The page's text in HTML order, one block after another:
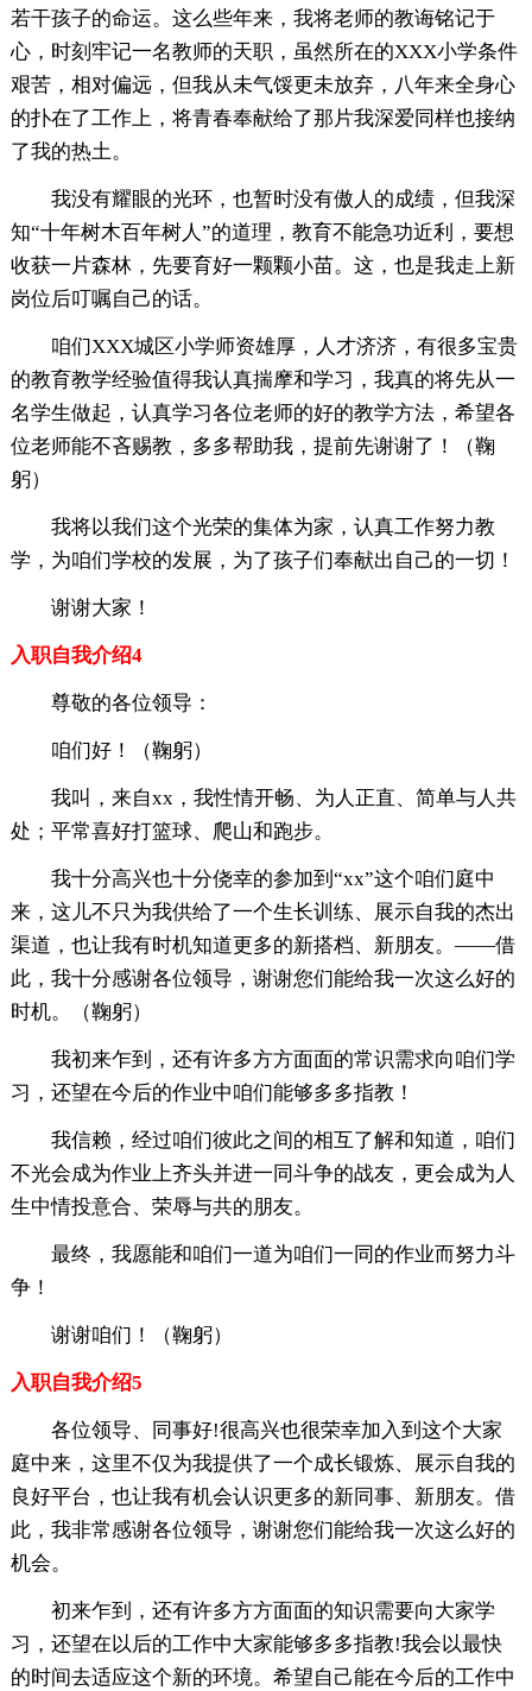
若干孩子的命运。这么些年来，我将老师的教诲铭记于
心，时刻牢记一名教师的天职，虽然所在的XXX小学条件
艰苦，相对偏远，但我从未气馁更未放弃，八年来全身心
的扑在了工作上，将青春奉献给了那片我深爱同样也接纳
了我的热土。
我没有耀眼的光环，也暂时没有傲人的成绩，但我深
知“十年树木百年树人”的道理，教育不能急功近利，要想
收获一片森林，先要育好一颗颗小苗。这，也是我走上新
岗位后叮嘱自己的话。
咱们XXX城区小学师资雄厚，人才济济，有很多宝贵
的教育教学经验值得我认真揣摩和学习，我真的将先从一
名学生做起，认真学习各位老师的好的教学方法，希望各
位老师能不吝赐教，多多帮助我，提前先谢谢了！（鞠
躬）
我将以我们这个光荣的集体为家，认真工作努力教
学，为咱们学校的发展，为了孩子们奉献出自己的一切！
谢谢大家！
入职自我介绍4
尊敬的各位领导：
咱们好！（鞠躬）
我叫，来自xx，我性情开畅、为人正直、简单与人共
处；平常喜好打篮球、爬山和跑步。
我十分高兴也十分侥幸的参加到“xx”这个咱们庭中
来，这儿不只为我供给了一个生长训练、展示自我的杰出
渠道，也让我有时机知道更多的新搭档、新朋友。——借
此，我十分感谢各位领导，谢谢您们能给我一次这么好的
时机。（鞠躬）
我初来乍到，还有许多方方面面的常识需求向咱们学
习，还望在今后的作业中咱们能够多多指教！
我信赖，经过咱们彼此之间的相互了解和知道，咱们
不光会成为作业上齐头并进一同斗争的战友，更会成为人
生中情投意合、荣辱与共的朋友。
最终，我愿能和咱们一道为咱们一同的作业而努力斗
争！
谢谢咱们！（鞠躬）
入职自我介绍5
各位领导、同事好!很高兴也很荣幸加入到这个大家
庭中来，这里不仅为我提供了一个成长锻炼、展示自我的
良好平台，也让我有机会认识更多的新同事、新朋友。借
此，我非常感谢各位领导，谢谢您们能给我一次这么好的
机会。
初来乍到，还有许多方方面面的知识需要向大家学
习，还望在以后的工作中大家能够多多指教!我会以最快
的时间去适应这个新的环境。希望自己能在今后的工作中